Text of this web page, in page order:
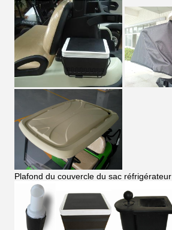
Plafond du couvercle du sac réfrigérateur